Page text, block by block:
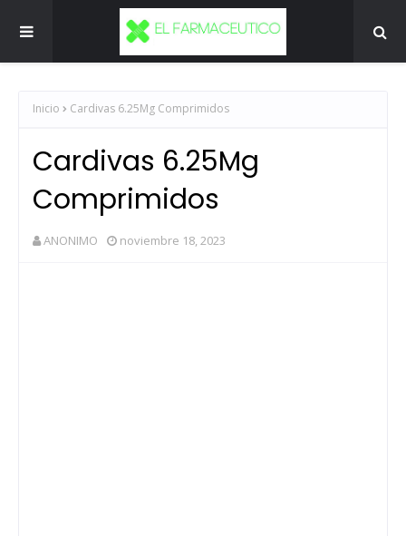
Inicio Cardivas 6.25Mg Comprimidos
Cardivas 6.25Mg
Comprimidos
ANONIMO noviembre 18, 2023